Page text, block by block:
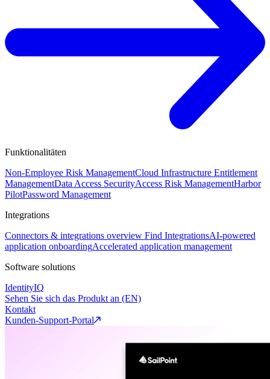
Funktionalitäten
Non-Employee Risk ManagementCloud Infrastructure Entitlement
ManagementData Access SecurityAccess Risk ManagementHarbor
PilotPassword Management
Integrations
Connectors & integrations overview Find IntegrationsAI-powered
application onboardingAccelerated application management
Software solutions
IdentityIQ
Sehen Sie sich das Produkt an (EN)
Kontakt
Kunden-Support-Portal